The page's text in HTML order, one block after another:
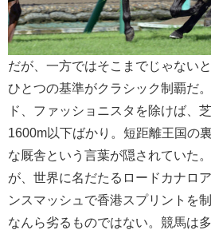
だが、一方ではそこまでじゃない
ひとつの基準がクラシック制覇だ
ド、ファッショニスタを除けば、
1600m以下ばかり。短距離王国の
な厩舎という言葉が隠されていた
が、世界に名だたるロードカナロ
ンスマッシュで香港スプリントを
なんら劣るものではない。競馬は